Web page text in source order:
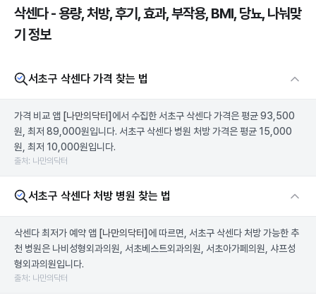
삭센다 - 용량, 처방, 후기, 효과, 부작용, BMI, 당뇨, 나눠맞
기 정보
서초구 삭센다 가격 찾는 법
가격 비교 앱 [나만의닥터] 에서 수집한 서초구 삭센다 가격은 평균 93,500
원, 최저 89,000원입니다. 서초구 삭센다 병원 처방 가격은 평균 15,000
원, 최저 10,000원입니다.
출처: 나만의닥터
서초구 삭센다 처방 병원 찾는 법
삭센다 최저가 예약 앱 [나만의닥터] 에 따르면, 서초구 삭센다 처방 가능한 추
천 병원은 나비성형외과의원, 서초베스트외과의원, 서초아가페의원, 샤프성
형외과의원입니다.
출처: 나만의닥터